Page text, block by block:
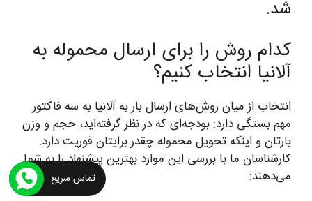
شد.
کدام روش را برای ارسال محموله به
آلانیا انتخاب کنیم؟
انتخاب از میان روش‌های ارسال بار به آلانیا به سه فاکتور
مهم بستگی دارد: بودجه‌ای که در نظر گرفته‌اید، حجم و وزن
بارتان و اینکه تحویل محموله چقدر برایتان فوریت دارد.
کارشناسان ما با بررسی این موارد بهترین پیشنهاد را به شما
می‌دهند:
تماس سریع